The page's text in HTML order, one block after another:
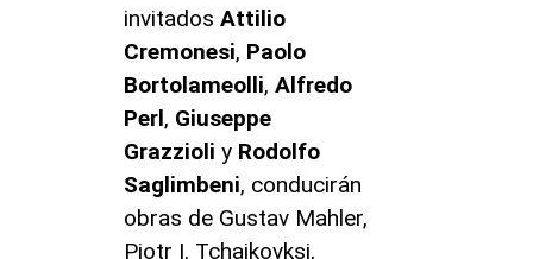
invitados Attilio
Cremonesi, Paolo
Bortolameolli, Alfredo
Perl, Giuseppe
Grazzioli y Rodolfo
Saglimbeni, conducirán
obras de Gustav Mahler,
Piotr I. Tchaikovksi,